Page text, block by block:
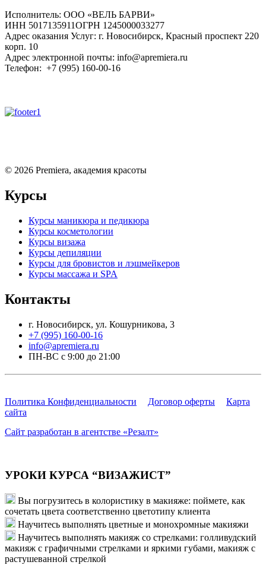
Исполнитель: ООО «ВЕЛЬ БАРВИ»
ИНН 5017135911ОГРН 1245000033277
Адрес оказания Услуг: г. Новосибирск, Красный проспект 220
корп. 10
Адрес электронной почты: info@apremiera.ru
Телефон: +7 (995) 160-00-16
© 2026 Premiera, академия красоты
Курсы
Курсы маникюра и педикюра
Курсы косметологии
Курсы визажа
Курсы депиляции
Курсы для бровистов и лэшмейкеров
Курсы массажа и SPA
Контакты
г. Новосибирск, ул. Кошурникова, 3
+7 (995) 160-00-16
info@apremiera.ru
ПН-ВС с 9:00 до 21:00
Политика Конфиденциальности Договор оферты
Карта
сайта
Сайт разработан в агентстве «Резалт»
УРОКИ КУРСА “ВИЗАЖИСТ”
Вы погрузитесь в колористику в макияже: поймете, как
сочетать цвета соответственно цветотипу клиента
Научитесь выполнять цветные и монохромные макияжи
Научитесь выполнять макияж со стрелками: голливудский
макияж с графичными стрелками и яркими губами, макияж с
растушеванной стрелкой